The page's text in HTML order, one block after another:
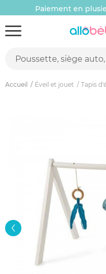
Paiement en
Accueil Éveil et jouet Tapis